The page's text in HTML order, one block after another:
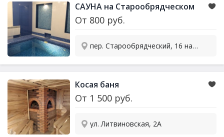
САУНА на Старообрядческом
От 800 руб.
пер. Старообрядческий, 16 на перекрёстке с ул. Луначарского
Косая баня
От 1 500 руб.
ул. Литвиновская, 2А